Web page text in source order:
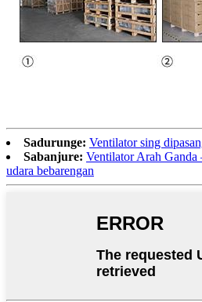
Sadurunge: Ventilator sing
Sabanjure: Ventilator Arah
udara bebarengan